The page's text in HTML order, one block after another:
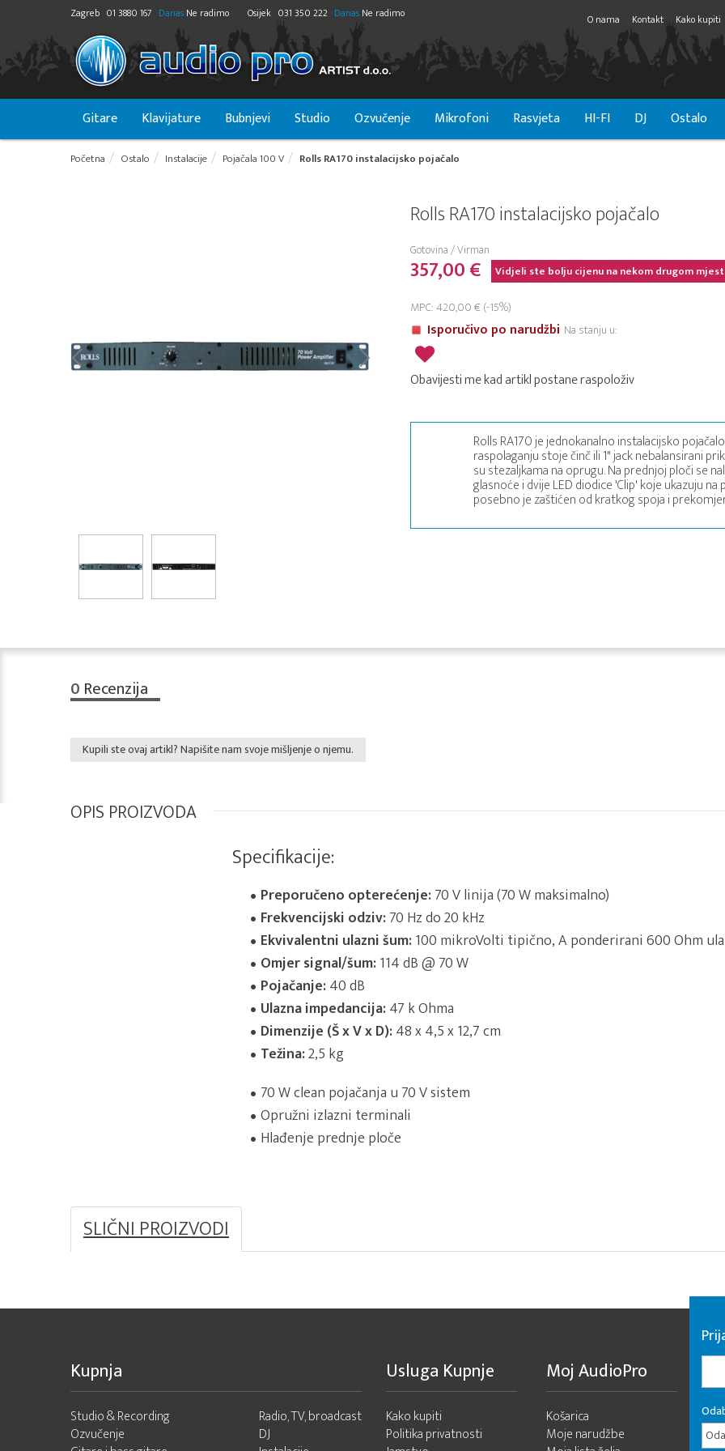
Zagreb 01 3880 167 Danas Ne radimo Osijek 031 350 222 Danas Ne radimo O nama Kontakt Kako kupiti
Gitare Klavijature Bubnjevi Studio Ozvučenje Mikrofoni Rasvjeta HI-FI DJ Ostalo
Početna Ostalo Instalacije Pojačala 100 V Rolls RA170 instalacijsko pojačalo
Rolls RA170 instalacijsko pojačalo
Gotovina / Virman
357,00 € Vidjeli ste bolju cijenu na nekom drugom
MPC: 420,00 € (-15%)
Isporučivo po narudžbi Na stanju u:
Obavijesti me kad artikl postane raspoloživ
Rolls RA170 je jednokanalno instalacijsko
raspolaganju stoje činč ili 1" jack nebalansirani
su stezaljkama na oprugu. Na prednjoj ploči se
glasnoće i dvije LED diodice 'Clip' koje ukazuju
posebno je zaštićen od kratkog spoja i
0 Recenzija
Kupili ste ovaj artikl? Napišite nam svoje mišljenje o njemu.
OPIS PROIZVODA
Specifikacije:
Preporučeno opterećenje:70 V linija (70 W maksimalno)
Frekvencijski odziv:70 Hz do 20 kHz
Ekvivalentni ulazni šum:100 mikroVolti tipično, A ponderirani 600 Ohm
Omjer signal/šum:114 dB @ 70 W
Pojačanje:40 dB
Ulazna impedancija:47 k Ohma
Dimenzije (Š x V x D):48 x 4,5 x 12,7 cm
Težina:2,5 kg
70 W clean pojačanja u 70 V sistem
Opružni izlazni terminali
Hlađenje prednje ploče
SLIČNI PROIZVODI
Kupnja
Studio & Recording
Ozvučenje
Radio, TV, broadcast
DJ
Usluga Kupnje
Kako kupiti
Politika privatnosti
Moj AudioPro
Košarica
Moje narudžbe